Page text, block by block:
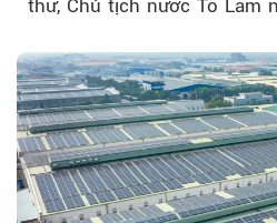
thư, Chủ tịch nước Tô Lâm